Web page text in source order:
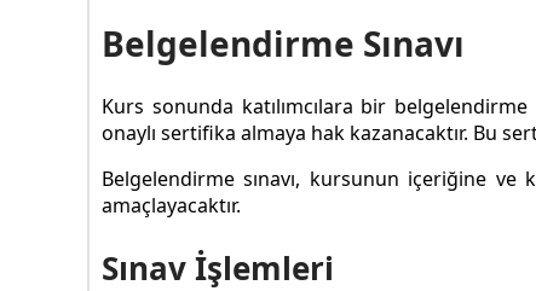
Belgelendirme Sınavı
Kurs sonunda katılımcılara bir belgelendirme
onaylı sertifika almaya hak kazanacaktır. Bu
Belgelendirme sınavı, kursunun içeriğine ve
amaçlayacaktır.
Sınav İşlemleri